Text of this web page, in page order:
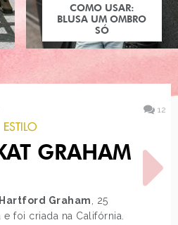
COMO USAR:
BLUSA UM OMBRO
SÓ
12
ESTILO
GRAHAM
Graham
, 25
foi criada na Califórnia.